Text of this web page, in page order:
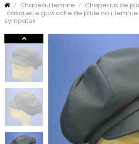
Chapeau femme
Chapeaux de
casquette gavroche de pluie noir
sympatex